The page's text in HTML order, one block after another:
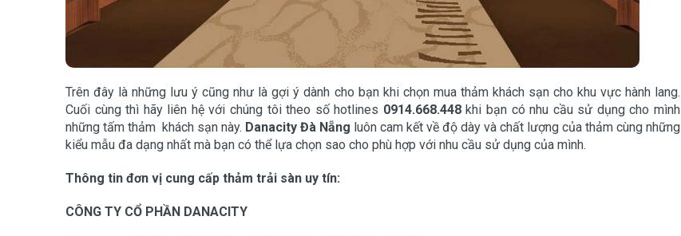
Trên đây là những lưu ý cũng như là gợi ý dành cho bạn khi chọn mua thảm khách sạn cho khu vực hành lang.
Cuối cùng thì hãy liên hệ với chúng tôi theo số hotlines 0914.668.448khi bạn có nhu cầu sử dụng cho mình
những tấm thảm khách sạn này. Danacity Đà Nẵng luôn cam kết về độ dày và chất lượng của thảm cùng những
kiểu mẫu đa dạng nhất mà bạn có thể lựa chọn sao cho phù hợp với nhu cầu sử dụng của mình.
Thông tin đơn vị cung cấp thảm trải sàn uy tín:
CÔNG TY CỔ PHẦN DANACITY